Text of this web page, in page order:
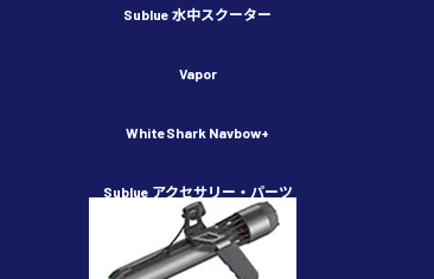
Sublue 水中スクーター
Vapor
WhiteShark Navbow+
Sublue アクセサリー・パーツ
スマート送信機］フリーズした際の解決方法
スマート送信機 DJI Flyアプリの表示が変わった（フライ
DJI スマート送信機
スマート送信機 新しく利用する機体の追加方法
DJI スマート送信機
スマート送信機 ファームウェア更新のお知らせ（